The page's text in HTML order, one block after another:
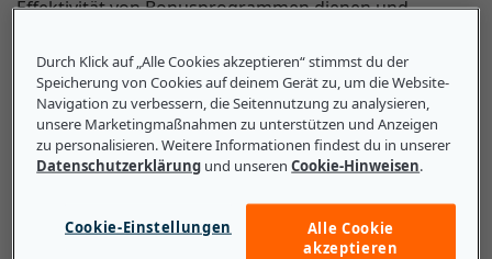
Effektivität von Bonusprogrammen dienen und
nehmen oder welche Leistungen am beliebtesten sind.
Das sollten kleine und mittlere
Unternehmen über
Personalanalyse wissen
Durch Klick auf „Alle Cookies akzeptieren“ stimmst du der
Speicherung von Cookies auf deinem Gerät zu, um die Website-
Navigation zu verbessern, die Seitennutzung zu analysieren,
unsere Marketingmaßnahmen zu unterstützen und Anzeigen
zu personalisieren. Weitere Informationen findest du in unserer
Datenschutzerklärung und unserenCookie-Hinweisen.
Cookie-Einstellungen
Alle Cookie
akzeptieren